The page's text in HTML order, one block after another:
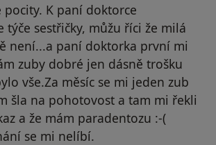
pocity. K paní doktorce
týče sestřičky, můžu říci že milá
není...a paní doktorka první mi
zuby dobré jen dásně trošku
vše.Za měsíc se mi jeden zub
šla na pohotovost a tam mi řekli
a že mám paradentozu :-(
se mi nelíbí.